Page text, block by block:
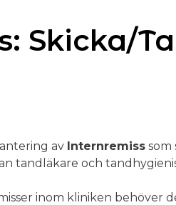
Skicka/
av Internremiss som
tandläkare och
inom kliniken behöver